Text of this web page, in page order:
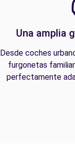
Una amplia
Desde coches
furgonetas
perfectamente